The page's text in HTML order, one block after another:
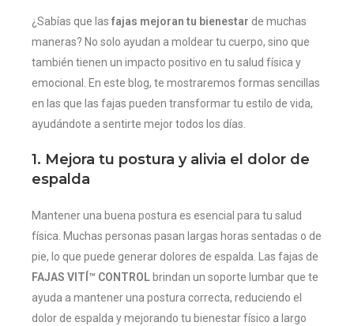
¿Sabías que las fajas mejoran tu bienestar de muchas
maneras? No solo ayudan a moldear tu cuerpo, sino que
también tienen un impacto positivo en tu salud física y
emocional. En este blog, te mostraremos formas sencillas
en las que las fajas pueden transformar tu estilo de vida,
ayudándote a sentirte mejor todos los días.
1. Mejora tu postura y alivia el dolor de
espalda
Mantener una buena postura es esencial para tu salud
física. Muchas personas pasan largas horas sentadas o de
pie, lo que puede generar dolores de espalda. Las fajas de
FAJAS VITÍ™ CONTROL brindan un soporte lumbar que te
ayuda a mantener una postura correcta, reduciendo el
dolor de espalda y mejorando tu bienestar físico a largo